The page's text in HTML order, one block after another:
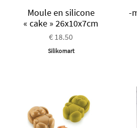
Moule en silicone
« cake » 26x10x7cm
€ 18.50
Silikomart
-